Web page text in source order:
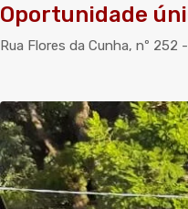
Oportunidade
Rua Flores da Cunha, nº 252